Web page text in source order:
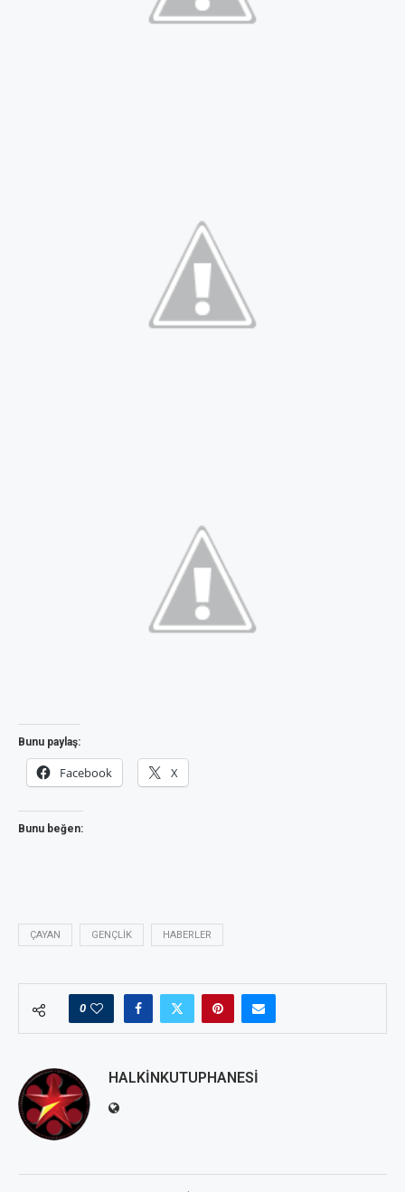
Bunu paylaş:
Facebook X
Bunu beğen:
ÇAYAN GENÇLIK HABERLER
0
HALKINKUTUPHANESI